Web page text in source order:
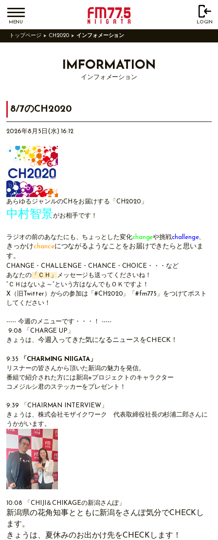
MENU LOGIN
トップページ CH2020 インフォメーション
IMFORMATION
インフォメーション
8/7のCH2020
2026年8月5日(水) 16:12
あらゆるジャンルのCHをお届けする「CH2020」
中村智景がお相手です！
ラジオの前のあなたにも、ちょっとした変化changeや挑戦challenge、
きっかけchanceにつながるようなことをお届けできたらと思いま
す。
CHANGE・CHALLENGE・CHANCE・CHOICE・・・など
あなたの 「ＣＨ」
メッセージも送ってくださいね！
”ＣＨはないよ～”という方はなんでもＯＫですよ！
X（旧
Twitter） からの参加は「#CH2020」「#fm775」をつけてポスト
してください！
----- 今週のメニューです・・・！ -----
9:08
「CHARGE UP」
きょうは、今週入ってきた気になるニュースをCHECK！
9:35 「 CHARMING NIIGATA」
リスナーの皆さんから頂いた新潟の魅力を発信。
番組で紹介された方には新潟※プロジェクトのキャラクター
コメジルシ君のステッカーをプレゼント！
9:39 「 CHAIRMAN INTERVIEW 」
きょうは、株式会社モザイクワーク 代表取締役社長の杉浦二郎さんに
うかがいます。
10:08 「CHIJI＆CHIKAGEの新潟さんぽ」
新潟県の花角知事とともに新潟をさんぽ気分でCHECKし
ます。
きょうは、夏休みのお出かけ先をCHECKします！